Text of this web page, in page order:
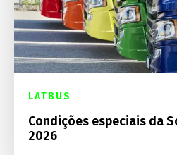
LATBUS
Condições especiais da
2026